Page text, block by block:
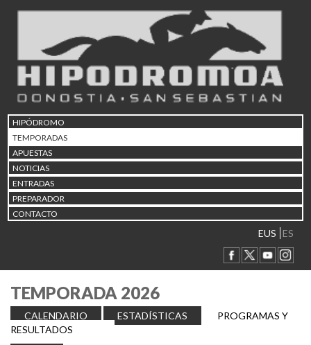
HIPÓDROMO
TEMPORADAS
APUESTAS
NOTICIAS
ENTRADAS
PREPARADOR
CONTACTO
EUS ES
TEMPORADA 2026
CALENDARIO ESTADÍSTICAS
PROGRAMAS Y
RESULTADOS